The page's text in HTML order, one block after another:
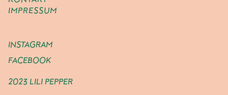
IMPRESSUM
INSTAGRAM
FACEBOOK
2023 LILI PEPPER